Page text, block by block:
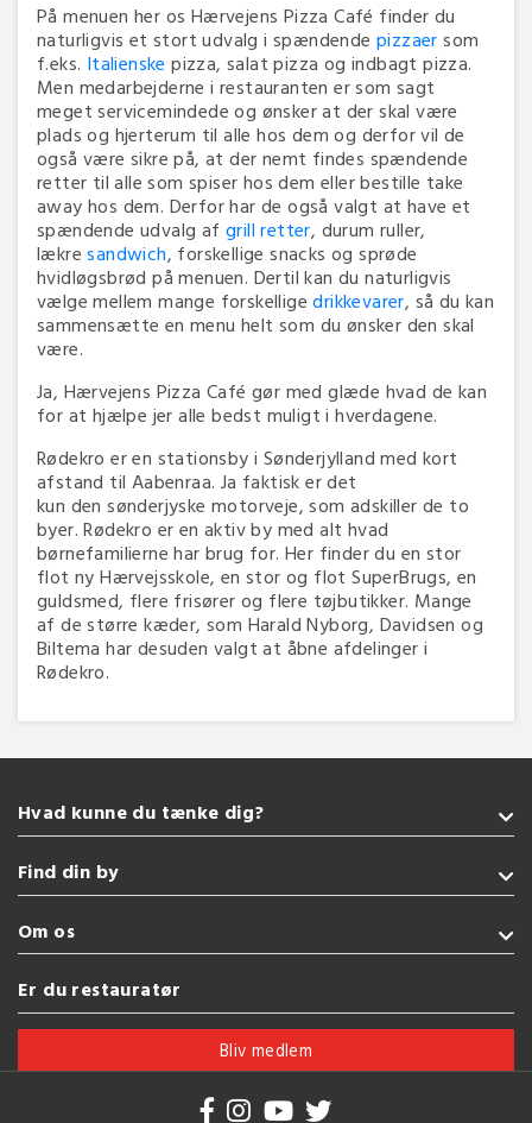
På menuen her os Hærvejens Pizza Café finder du
naturligvis et stort udvalg i spændende pizzaer som
f.eks. Italienske pizza, salat pizza og indbagt pizza.
Men medarbejderne i restauranten er som sagt
meget servicemindede og ønsker at der skal være
plads og hjerterum til alle hos dem og derfor vil de
også være sikre på, at der nemt findes spændende
retter til alle som spiser hos dem eller bestille take
away hos dem. Derfor har de også valgt at have et
spændende udvalg af grill retter, durum ruller,
lækresandwich, forskellige snacks og sprøde
hvidløgsbrød på menuen. Dertil kan du naturligvis
vælge mellem mange forskelligedrikkevarer, så du kan
sammensætte en menu helt som du ønsker den skal
være.
Ja, Hærvejens Pizza Café gør med glæde hvad de kan
for at hjælpe jer alle bedst muligt i hverdagene.
Rødekro er en stationsby i Sønderjylland med kort
afstand til Aabenraa. Ja faktisk er det
kun den sønderjyske motorveje, som adskiller de to
byer. Rødekro er en aktiv by med alt hvad
børnefamilierne har brug for. Her finder du en stor
flot ny Hærvejsskole, en stor og flot SuperBrugs, en
guldsmed, flere frisører og flere tøjbutikker. Mange
af de større kæder, som Harald Nyborg, Davidsen og
Biltema har desuden valgt at åbne afdelinger i
Rødekro.
Hvad kunne du tænke dig?
Takeaway
Italiensk
Tyrkisk
Sushi
Se flere køkkener
Find din by
Sønderborg
Kolding
Esbjerg
Vejle
Om os
Handelsbetingelser
Brug af cookies
Er du restauratør
Bliv medlem